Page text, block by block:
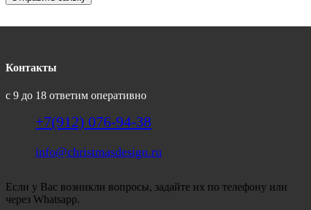
Контакты
с 9 до 18 ответим оперативно
+7(912) 076-94-38
info@christmasdesign.ru
Если у Вас возникли вопросы, задайте их по телефону или
через Whatsapp.